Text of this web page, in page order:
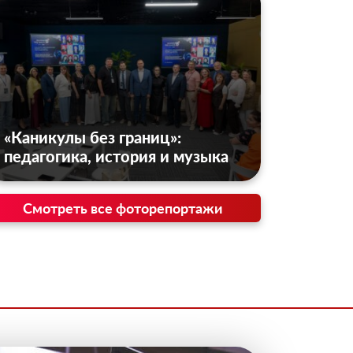
«Каникулы без границ»:
педагогика, история и музыка
Смотреть все фоторепортажи